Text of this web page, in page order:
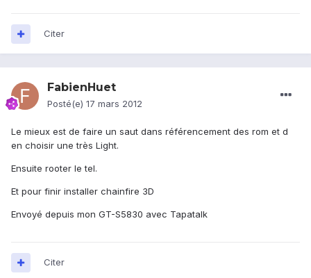
Citer
FabienHuet
Posté(e) 17 mars 2012
Le mieux est de faire un saut dans référencement des rom et d
en choisir une très Light.
Ensuite rooter le tel.
Et pour finir installer chainfire 3D
Envoyé depuis mon GT-S5830 avec Tapatalk
Citer